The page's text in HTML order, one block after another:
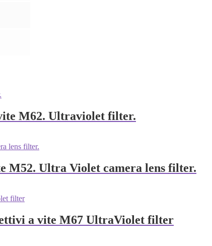
M62. Ultraviolet filter.
M52. Ultra Violet camera lens filter.
a vite M67 UltraViolet filter